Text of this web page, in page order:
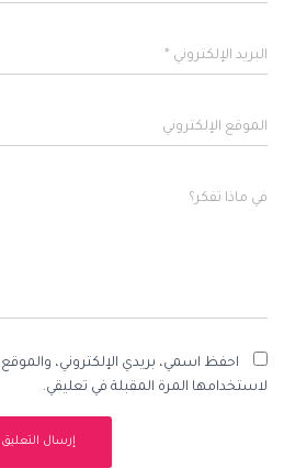
البريد الإلكتروني *
الموقع الإلكتروني
في ماذا تفكر؟
احفظ اسمي، بريدي الإلكتروني،
لاستخدامها المرة المقبلة في تعليقي.